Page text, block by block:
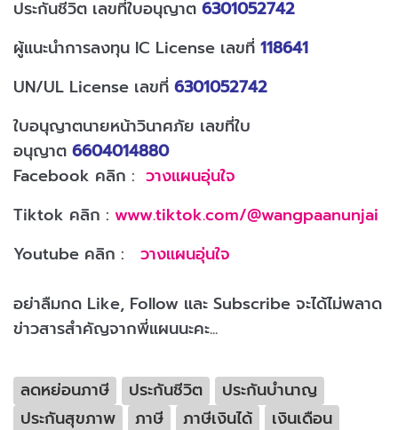
ประกันชีวิต เลขที่ใบอนุญาต 6301052742
ผู้แนะนำการลงทุน IC License เลขที่ 118641
UN/UL License เลขที่ 6301052742
ใบอนุญาตนายหน้าวินาศภัย เลขที่ใบ
อนุญาต 6604014880
Facebook คลิก : วางแผนอุ่นใจ
Tiktok คลิก : www.tiktok.com/@wangpaanunjai
Youtube คลิก : วางแผนอุ่นใจ
อย่าลืมกด Like, Follow และ Subscribe จะได้ไม่พลาด
ข่าวสารสำคัญจากพี่แผนนะคะ...
ลดหย่อนภาษี ประกันชีวิต
ประกันบำนาญ
ประกันสุขภาพ
ภาษี ภาษีเงินได้ เงินเดือน